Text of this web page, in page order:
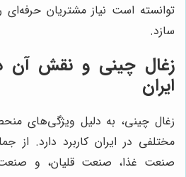
توانسته است نیاز مشتریان حرفه‌ای
سازد.
زغال چینی و نقش آن
ایران
زغال چینی، به دلیل ویژگی‌های
مختلفی در ایران کاربرد دارد. از
صنعت غذا، صنعت قلیان، و